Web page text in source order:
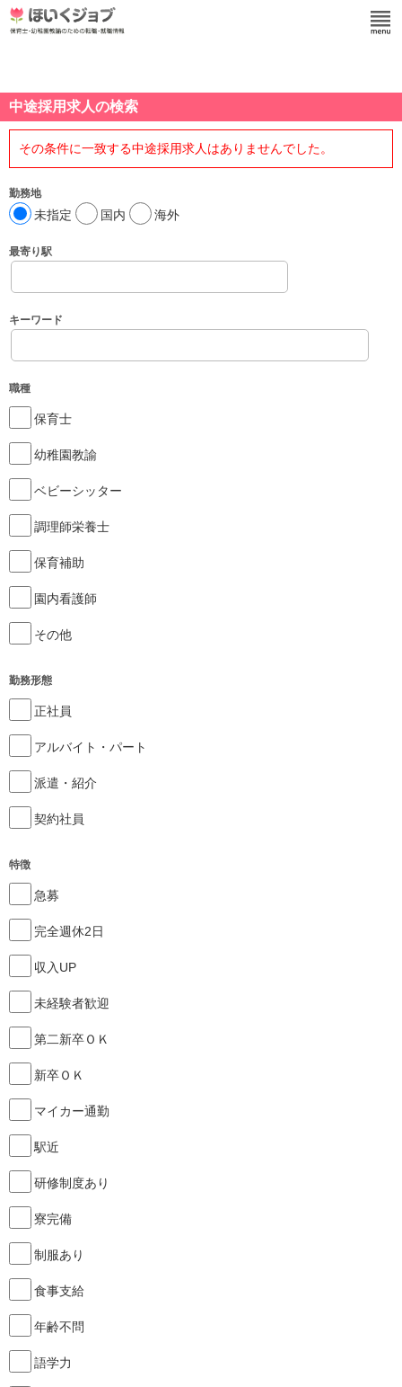
中途採用求人の検索
その条件に一致する中途採用求人はありませんでした。
勤務地
未指定 国内 海外
最寄り駅
キーワード
職種
保育士
幼稚園教諭
ベビーシッター
調理師栄養士
保育補助
園内看護師
その他
勤務形態
正社員
アルバイト・パート
派遣・紹介
契約社員
特徴
急募
完全週休2日
収入UP
未経験者歓迎
第二新卒ＯＫ
新卒ＯＫ
マイカー通勤
駅近
研修制度あり
寮完備
制服あり
食事支給
年齢不問
語学力